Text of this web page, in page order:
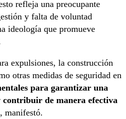
refleja una preocupante
y falta de voluntad
ideología que promueve
expulsiones, la construcción
otras medidas de seguridad en
para garantizar una
contribuir de manera efectiva
manifestó.